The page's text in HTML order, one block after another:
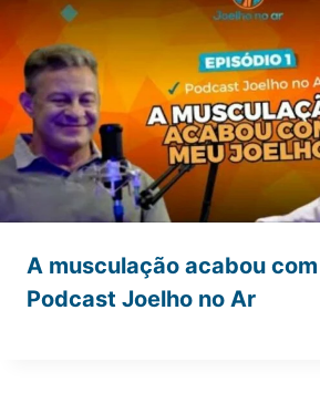
A musculação acabou
Podcast Joelho no Ar